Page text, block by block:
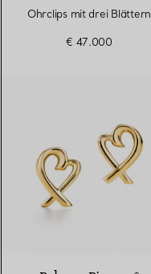
Ohrclips mit drei Blättern
€ 47.000